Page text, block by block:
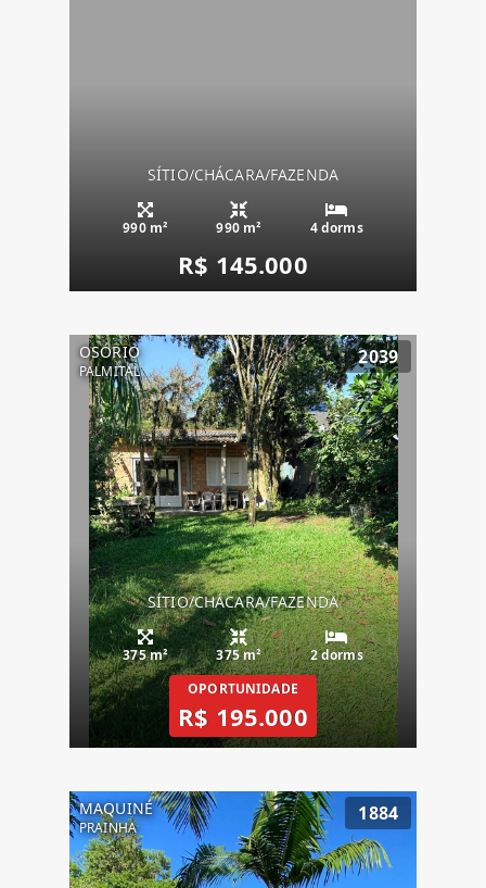
SÍTIO/CHÁCARA/FAZENDA
990 m² 990 m² 4 dorms
R$ 145.000
OSÓRIO
PALMITAL
2039
SÍTIO/CHÁCARA/FAZENDA
375 m² 375 m²
2 dorms
OPORTUNIDADE
R$ 195.000
MAQUINÉ
PRAINHA
1884